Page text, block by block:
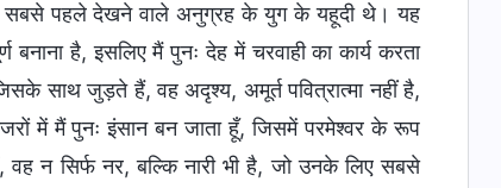
सबसे पहले देखने वाले अनुग्रह के युग के यहूदी थे। यह
है, इसलिए मैं पुनः देह में चरवाही का कार्य करता
साथ जुड़ते हैं, वह अदृश्य, अमूर्त पवित्रात्मा नहीं है,
में मैं पुनः इंसान बन जाता हूँ, जिसमें परमेश्वर के रूप
न सिर्फ नर, बल्कि नारी भी है, जो उनके लिए सबसे